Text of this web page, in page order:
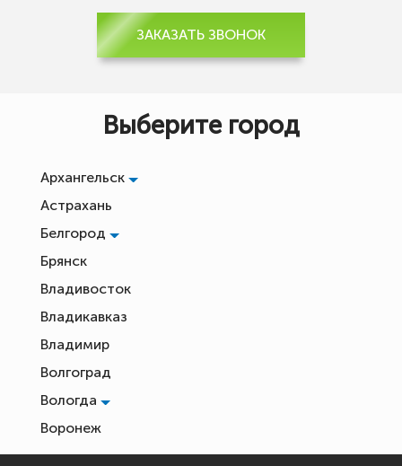
ЗАКАЗАТЬ ЗВОНОК
Выберите город
Архангельск
Астрахань
Белгород
Брянск
Владивосток
Владикавказ
Владимир
Волгоград
Вологда
Воронеж
Екатеринбург